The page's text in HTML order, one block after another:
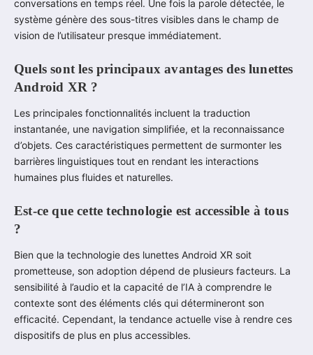
conversations en temps réel. Une fois la parole détectée, le
système génère des sous-titres visibles dans le champ de
vision de l’utilisateur presque immédiatement.
Quels sont les principaux avantages des lunettes
Android XR ?
Les principales fonctionnalités incluent la traduction
instantanée, une navigation simplifiée, et la reconnaissance
d’objets. Ces caractéristiques permettent de surmonter les
barrières linguistiques tout en rendant les interactions
humaines plus fluides et naturelles.
Est-ce que cette technologie est accessible à tous
?
Bien que la technologie des lunettes Android XR soit
prometteuse, son adoption dépend de plusieurs facteurs. La
sensibilité à l’audio et la capacité de l’IA à comprendre le
contexte sont des éléments clés qui détermineront son
efficacité. Cependant, la tendance actuelle vise à rendre ces
dispositifs de plus en plus accessibles.